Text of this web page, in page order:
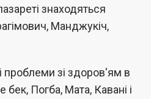
знаходяться
Манджукіч,
проблеми зі здоров'ям в
бек, Погба, Мата, Кавані і